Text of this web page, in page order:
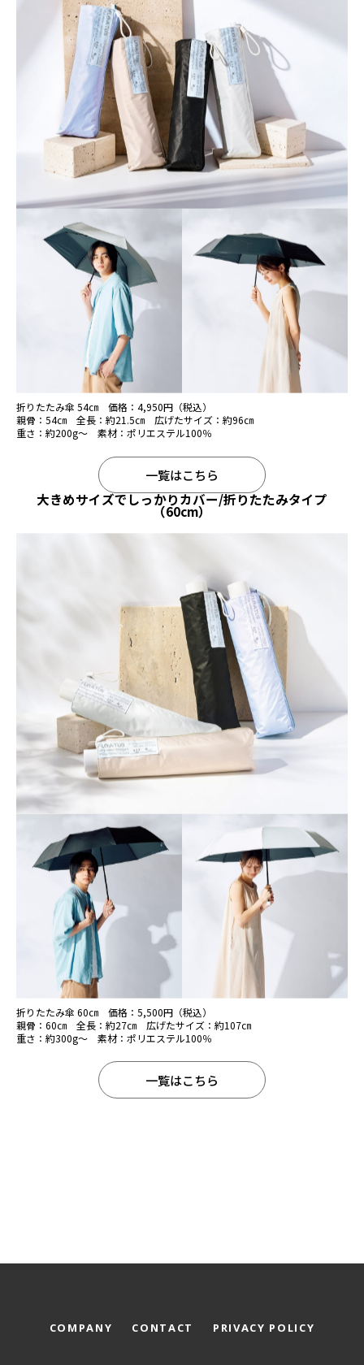
折りたたみ傘 54㎝ 価格：4,950円（税込）
親骨：54㎝ 全長：約21.5㎝ 広げたサイズ：約96㎝
重さ：約200g～ 素材：ポリエステル100％
一覧はこちら
大きめサイズでしっかりカバー/折りたたみタイプ
（60cm）
折りたたみ傘 60㎝ 価格：5,500円（税込）
親骨：60㎝ 全長：約27㎝ 広げたサイズ：約107㎝
重さ：約300g～ 素材：ポリエステル100％
一覧はこちら
COMPANY CONTACT PRIVACY POLICY